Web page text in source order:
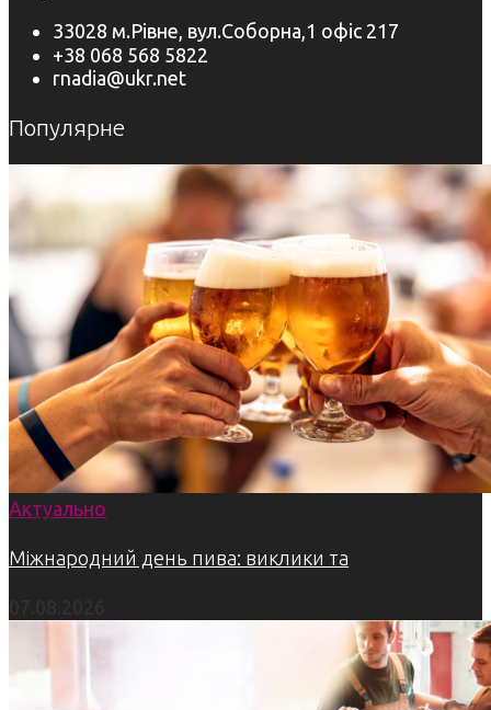
33028 м.Рівне, вул.Соборна,1 офіс 217
+38 068 568 5822
rnadia@ukr.net
Популярне
Актуально
Міжнародний день пива: виклики та